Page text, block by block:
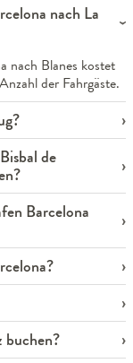
nach La
nach Blanes kostet
der Fahrgäste.
de
Barcelona
buchen?